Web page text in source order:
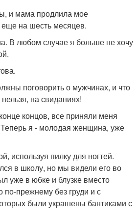
и мама продлила мое
на шесть месяцев.
В любом случае я больше не хочу
поговорить о мужчинах, и что
на свиданиях!
концов, все приняли меня
Теперь я - молодая женщина, уже
используя пилку для ногтей.
в школу, но мы видели его во
уже в юбке и блузке вместо
по-прежнему без груди и с
были украшены бантиками с